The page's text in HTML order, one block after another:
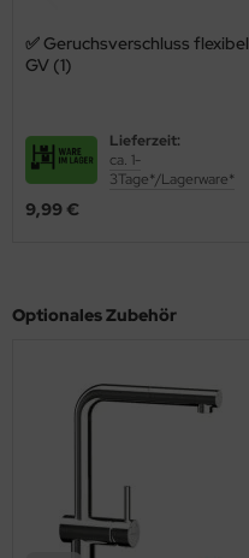
✅ Geruchsverschluss flexibel
GV (1)
Lieferzeit:
ca. 1-
3Tage*/Lagerware*
9,99 €
Optionales Zubehör